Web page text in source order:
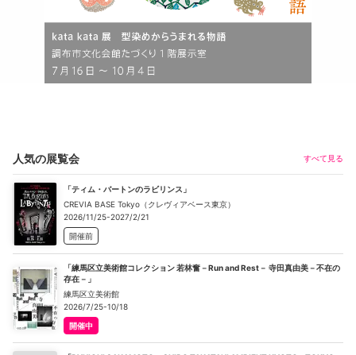
人気の展覧会 すべて見る
「ティム・バートンのラビリンス」
CREVIA BASE Tokyo（クレヴィアベース東京）
2026/11/25-2027/2/21
開催前
「練馬区立美術館コレクション 若林奮－Run and Rest－ 寺田真由美－不在の
存在－」
練馬区立美術館
2026/7/25-10/18
開催中